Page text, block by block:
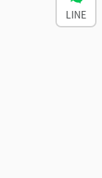
LINE